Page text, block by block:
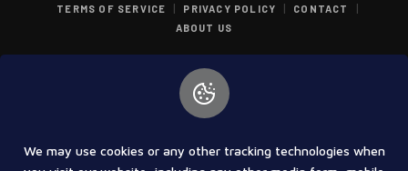
TERMS OF SERVICE | PRIVACY POLICY | CONTACT |
ABOUT US
We may use cookies or any other tracking technologies when